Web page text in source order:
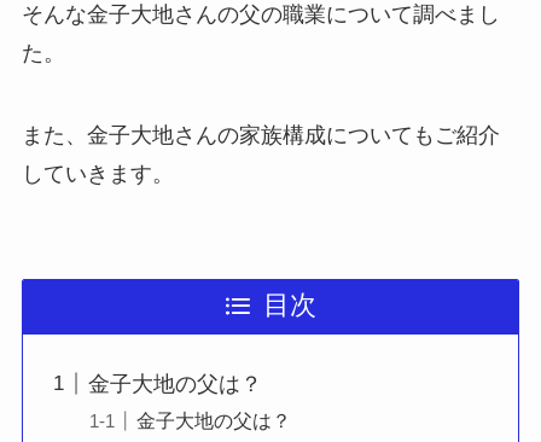
そんな金子大地さんの父の職業について調べまし
た。
また、金子大地さんの家族構成についてもご紹介
していきます。
目次
金子大地の父は？
金子大地の父は？